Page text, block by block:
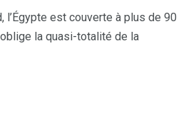
l’Égypte est couverte à plus de 90
la quasi-totalité de la